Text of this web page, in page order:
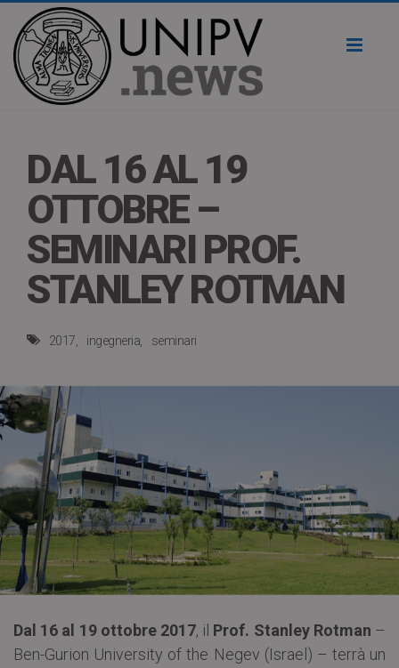
DAL 16 AL 19
OTTOBRE –
SEMINARI PROF.
STANLEY ROTMAN
2017 ingegneria seminari
Dal 16 al 19 ottobre 2017, il Prof. Stanley Rotman –
Ben-Gurion University of the Negev (Israel) – terrà un